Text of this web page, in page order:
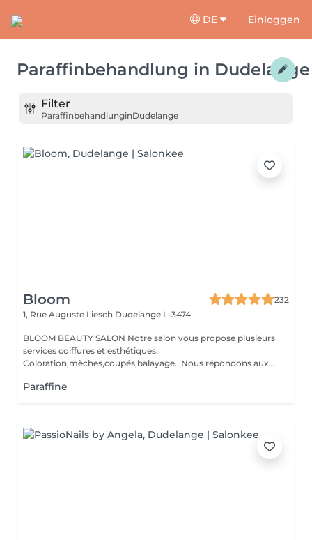
DE Einloggen
Paraffinbehandlung in Dudelange
Filter
ParaffinbehandlunginDudelange
Bloom
232
1, Rue Auguste Liesch Dudelange L-3474
BLOOM BEAUTY SALON Notre salon vous propose plusieurs
services coiffures et esthétiques.
Coloration,mèches,coupés,balayage...Nous répondons aux
Paraffine